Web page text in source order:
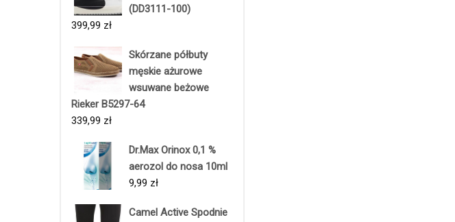
(DD3111-100)
399,99 zł
Skórzane półbuty
męskie ażurowe
wsuwane beżowe
Rieker B5297-64
339,99 zł
Dr.Max Orinox 0,1 %
aerozol do nosa 10ml
9,99 zł
Camel Active Spodnie